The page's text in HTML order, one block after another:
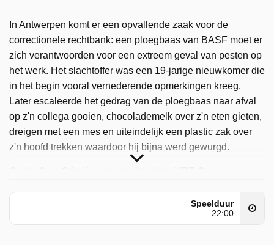
In Antwerpen komt er een opvallende zaak voor de
correctionele rechtbank: een ploegbaas van BASF moet er
zich verantwoorden voor een extreem geval van pesten op
het werk. Het slachtoffer was een 19-jarige nieuwkomer die
in het begin vooral vernederende opmerkingen kreeg.
Later escaleerde het gedrag van de ploegbaas naar afval
op z'n collega gooien, chocolademelk over z'n eten gieten,
dreigen met een mes en uiteindelijk een plastic zak over
z'n hoofd trekken waardoor hij bijna werd gewurgd.
Speelduur
22:00